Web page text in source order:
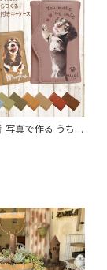
写真で作る うちの
キーケース